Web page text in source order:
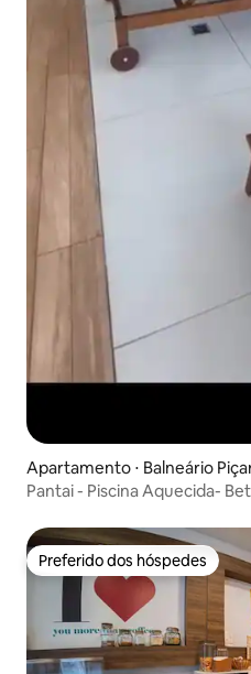
Apartamento ⋅ Balneário
Pantai - Piscina Aquecida-
Preferido dos hóspedes
Preferido dos hóspedes